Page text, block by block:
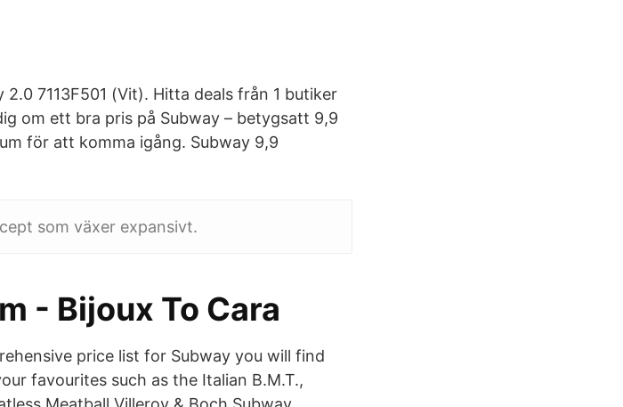
7113F501 (Vit). Hitta deals från 1 butiker
om ett bra pris på Subway – betygsatt 9,9
för att komma igång. Subway 9,9
som växer expansivt.
- Bijoux To Cara
price list for Subway you will find
favourites such as the Italian B.M.T.,